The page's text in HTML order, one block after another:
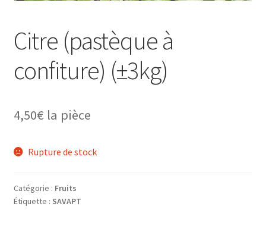
Citre (pastèque à
confiture) (±3kg)
4,50€ la pièce
Rupture de stock
Catégorie : Fruits
Étiquette : SAVAPT